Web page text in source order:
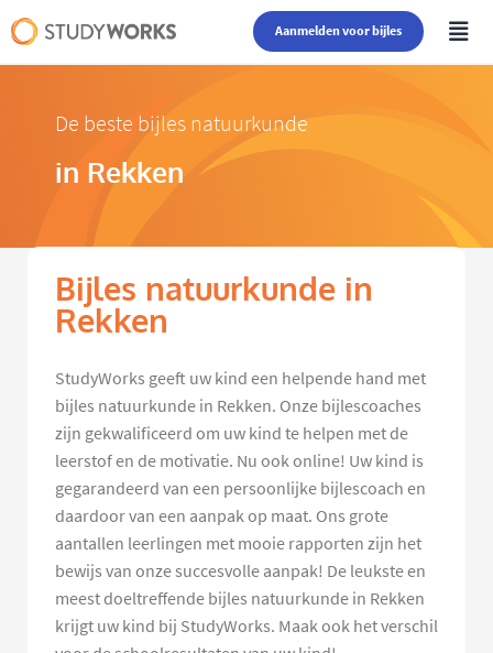
Aanmelden voor bijles
De beste bijles natuurkunde
in Rekken
Bijles natuurkunde in
Rekken
StudyWorks geeft uw kind een helpende hand met
bijles natuurkunde in Rekken. Onze bijlescoaches
zijn gekwalificeerd om uw kind te helpen met de
leerstof en de motivatie. Nu ook online! Uw kind is
gegarandeerd van een persoonlijke bijlescoach en
daardoor van een aanpak op maat. Ons grote
aantallen leerlingen met mooie rapporten zijn het
bewijs van onze succesvolle aanpak! De leukste en
meest doeltreffende bijles natuurkunde in Rekken
krijgt uw kind bij StudyWorks. Maak ook het verschil